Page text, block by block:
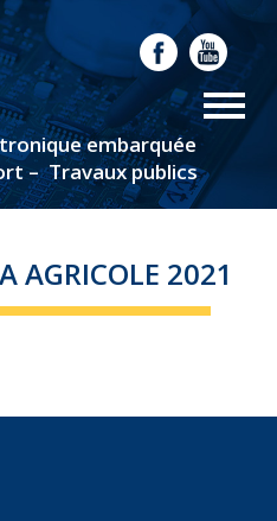
embarquée
– Travaux publics
AGRICOLE 2021